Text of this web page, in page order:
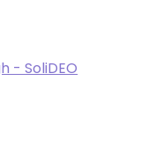
- SoliDEO